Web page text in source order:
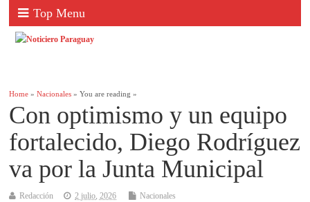
Top Menu
Home »Nacionales » You are reading »
Con optimismo y un equipo
fortalecido, Diego Rodríguez
va por la Junta Municipal
Redacción 2 julio, 2026 Nacionales